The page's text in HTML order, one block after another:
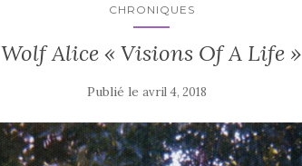
CHRONIQUES
Wolf Alice « Visions Of A Life »
Publié leavril 4, 2018